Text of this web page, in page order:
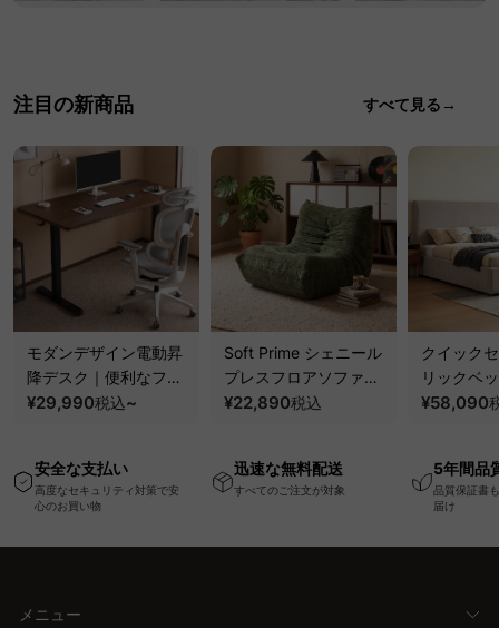
注目の新商品 すべて見る→
モダンデザイン電動昇
降デスク｜便利なフッ
ク・コンセント・
ー機能搭載ワークデス
ク
¥29,990税込~
Soft Prime シェニール
プレスフロアソファ｜
圧縮梱包で搬入しやす
ァ
¥22,890税込
クイック
リックベ
要で組み
¥58,090
安全な支払い
高度なセキュリティ対策で安
心のお買い物
迅速な無料配送
すべてのご注文が対象
5年間品
品質保証書
届け
メニュー